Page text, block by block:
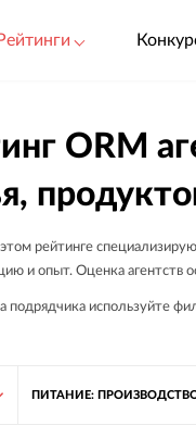
ORM
рейтинге
и опыт. Оценка агентств
подрядчика используйте
ПИТАНИЕ: